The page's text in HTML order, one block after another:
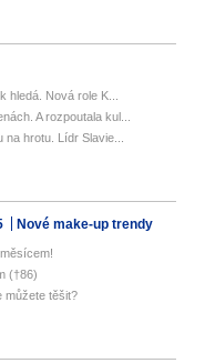
hledá. Nová role K...
A rozpoutala kul...
hrotu. Lídr Slavie...
Nové make-up trendy
(†86)
můžete těšit?